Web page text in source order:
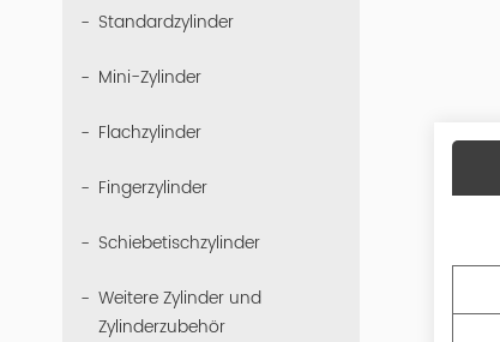
Standardzylinder
Mini-Zylinder
Flachzylinder
Fingerzylinder
Schiebetischzylinder
Weitere Zylinder und
Zylinderzubehör